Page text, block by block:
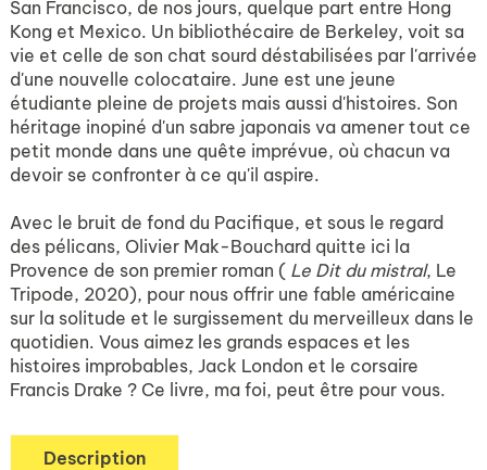
San Francisco, de nos jours, quelque part entre Hong
Kong et Mexico. Un bibliothécaire de Berkeley, voit sa
vie et celle de son chat sourd déstabilisées par l'arrivée
d'une nouvelle colocataire. June est une jeune
étudiante pleine de projets mais aussi d'histoires. Son
héritage inopiné d'un sabre japonais va amener tout ce
petit monde dans une quête imprévue, où chacun va
devoir se confronter à ce qu'il aspire.
Avec le bruit de fond du Pacifique, et sous le regard
des pélicans, Olivier Mak-Bouchard quitte ici la
Provence de son premier roman ( Le Dit du mistral, Le
Tripode, 2020), pour nous offrir une fable américaine
sur la solitude et le surgissement du merveilleux dans le
quotidien. Vous aimez les grands espaces et les
histoires improbables, Jack London et le corsaire
Francis Drake ? Ce livre, ma foi, peut être pour vous.
Description